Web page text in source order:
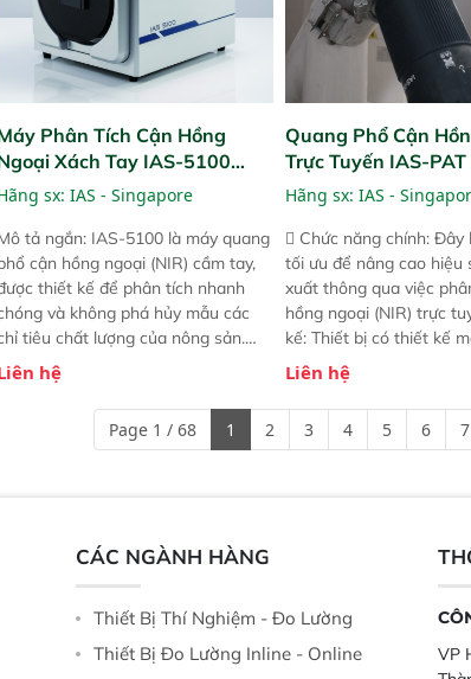
Phân Tích Cận Hồng
Xách Tay IAS-5100
NIR Analyzer)
sx: IAS - Singapore
tả ngắn: IAS-5100 là máy quang
cận hồng ngoại (NIR) cầm tay,
thiết kế để phân tích nhanh
và không phá hủy mẫu các
tiêu chất lượng của nông sản.
vi sử dụng: Thiết bị linh hoạt
cho nhiều kịch bản khác nhau như
tại điểm thu mua, trong xưởng sản
xuất hoặc trực tiếp ngoài đồng
hệ
Quang Phổ Cận
Trực Tuyến IAS-
Line NIR
Hãng sx: IAS -
 Chức năng chính: Đây
tối ưu để nâng cao hiệu
xuất thông qua việc
hồng ngoại (NIR) trực
kế: Thiết bị có thiết kế
mô-đun hóa, hỗ trợ tản
cường và đã qua kiểm
nghiêm ngặt.  Cam
khả năng theo dõi thông
Liên hệ
Page 1 / 68 1 2 3 4 5 6 7
CÁC NGÀNH HÀNG
Thiết Bị Thí Nghiệm - Đo Lường
Thiết Bị Đo Lường Inline - Online
VP